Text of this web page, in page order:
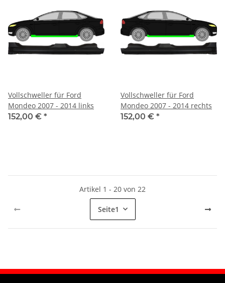
Vollschweller für Ford
Mondeo 2007 - 2014 links
152,00 € *
Vollschweller für Ford
Mondeo 2007 - 2014 rechts
152,00 € *
Artikel 1 - 20 von 22
Seite1